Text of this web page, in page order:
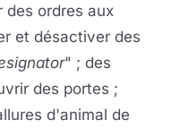
des ordres aux
et désactiver des
" ; des
des portes ;
d'animal de